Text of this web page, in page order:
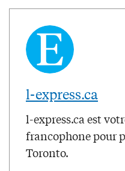
l-express.ca
l-express.ca est
francophone pour
Toronto.